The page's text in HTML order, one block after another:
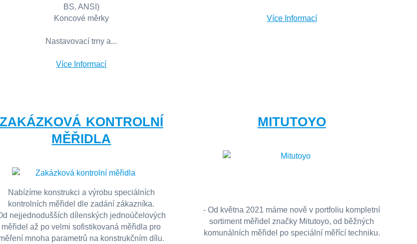
BS, ANSI)
Koncové měrky
Nastavovací trny a...
Více Informací
Více Informací
ZAKÁZKOVÁ KONTROLNÍ
MĚŘIDLA
Nabízíme konstrukci a výrobu speciálních
kontrolních měřidel dle zadání zákazníka.
nejjednodušších dílenských jednoúčelových
měřidel až po velmi sofistikovaná měřidla pro
mnoha parametrů na konstrukčním dílu.
MITUTOYO
- Od května 2021 máme nově v portfoliu kompletní
sortiment měřidel značky Mitutoyo, od běžných
komunálních měřidel po speciální měřící techniku.